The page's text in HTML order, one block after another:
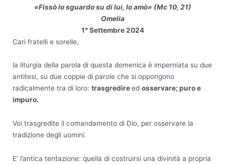
«Fissò lo sguardo su di lui, lo amò» (Mc 10, 21)
Omelia
1° Settembre 2024
Cari fratelli e sorelle,
la liturgia della parola di questa domenica è imperniata su due
antitesi, su due coppie di parole che si oppongono
radicalmente tra di loro: trasgredireed osservare; puro e
impuro.
Voi trasgredite il comandamento di Dio, per osservare la
tradizione degli uomini.
E’ l’antica tentazione: quella di costruirsi una divinità a propria